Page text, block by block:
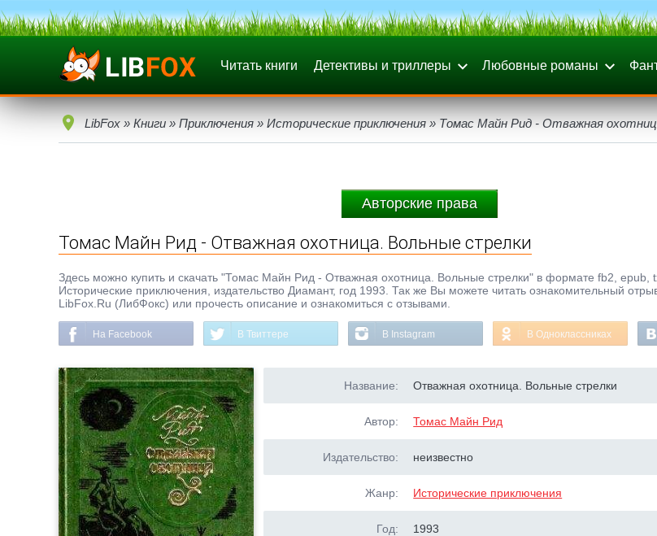
Читать книги Детективы и триллеры Любовные романы
LibFox » Книги » Приключения » Исторические приключения » Томас Майн Рид - Отважная
Авторские права
Томас Майн Рид - Отважная охотница. Вольные стрелки
Здесь можно купить и скачать "Томас Майн Рид - Отважная охотница. Вольные стрелки" в формате fb2,
Исторические приключения, издательство Диамант, год 1993. Так же Вы можете читать ознакомительный
LibFox.Ru (ЛибФокс) или прочесть описание и ознакомиться с отзывами.
На Facebook В Твиттере В Instagram В Одноклассниках
Название: Отважная охотница. Вольные стрелки
Автор: Томас Майн Рид
Издательство: неизвестно
Жанр: Исторические приключения
Год: 1993